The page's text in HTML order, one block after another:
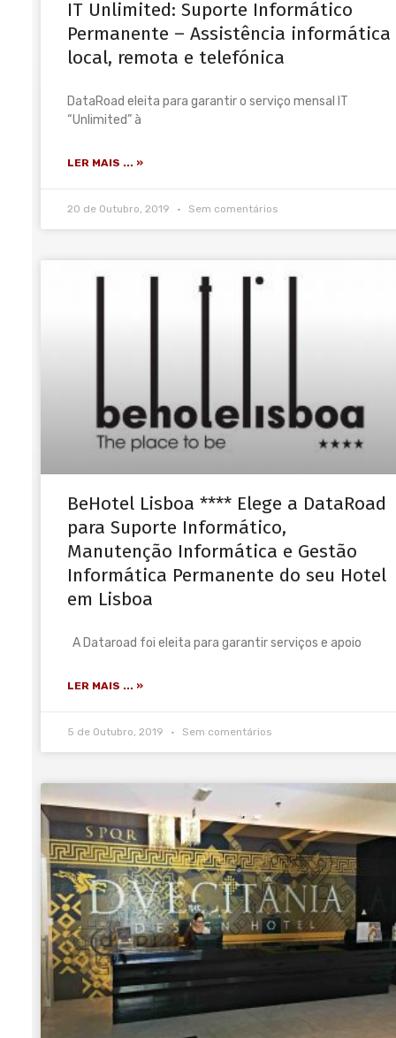
IT Unlimited: Suporte Informático
Permanente – Assistência informática
local, remota e telefónica
DataRoad eleita para garantir o serviço mensal IT
“Unlimited” à
LER MAIS ... »
20 de Outubro, 2019 Sem comentários
BeHotel Lisboa **** Elege a DataRoad
para Suporte Informático,
Manutenção Informática e Gestão
Informática Permanente do seu Hotel
em Lisboa
A Dataroad foi eleita para garantir serviços e apoio
LER MAIS ... »
5 de Outubro, 2019 Sem comentários